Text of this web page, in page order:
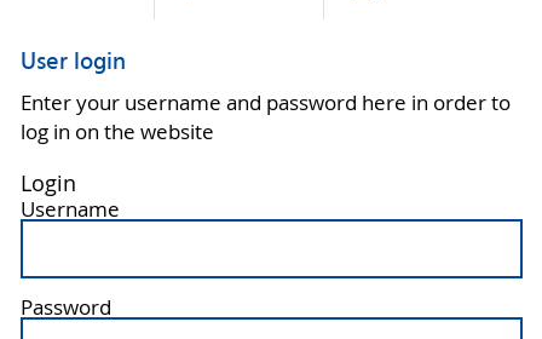
User login
Enter your username and password here in order to
log in on the website
Login
Username
Password